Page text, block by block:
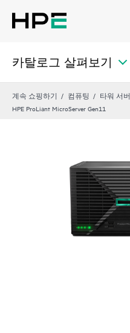
카탈로그 살펴보기
계속 쇼핑하기 컴퓨팅 타워 서버
HPE ProLiant MicroServer Gen11